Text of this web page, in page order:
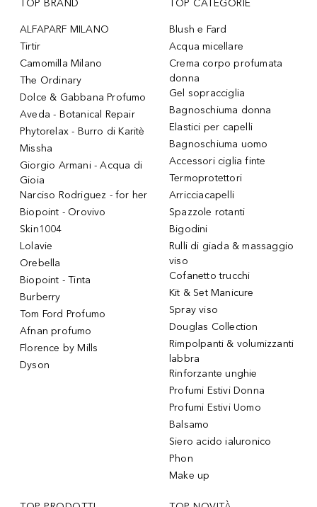
TOP BRAND
ALFAPARF MILANO
Tirtir
Camomilla Milano
The Ordinary
Dolce & Gabbana Profumo
Aveda - Botanical Repair
Phytorelax - Burro di Karitè
Missha
Giorgio Armani - Acqua di
Gioia
Narciso Rodriguez - for her
Biopoint - Orovivo
Skin1004
Lolavie
Orebella
Biopoint - Tinta
Burberry
Tom Ford Profumo
Afnan profumo
Florence by Mills
Dyson
TOP CATEGORIE
Blush e Fard
Acqua micellare
Crema corpo profumata
donna
Gel sopracciglia
Bagnoschiuma donna
Elastici per capelli
Bagnoschiuma uomo
Accessori ciglia finte
Termoprotettori
Arricciacapelli
Spazzole rotanti
Bigodini
Rulli di giada & massaggio
viso
Cofanetto trucchi
Kit & Set Manicure
Spray viso
Douglas Collection
Rimpolpanti & volumizzanti
labbra
Rinforzante unghie
Profumi Estivi Donna
Profumi Estivi Uomo
Balsamo
Siero acido ialuronico
Phon
Make up